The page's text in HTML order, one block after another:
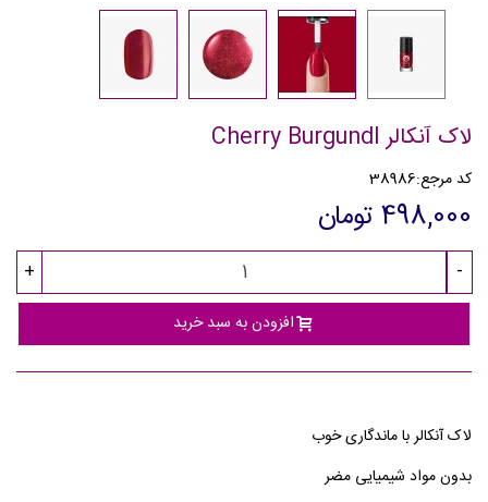
لاک آنکالر Cherry BurgundI
کد مرجع:38986
498,000 تومان
-
+
افزودن به سبد خرید
لاک آنکالر با ماندگاری خوب
بدون مواد شیمیایی مضر